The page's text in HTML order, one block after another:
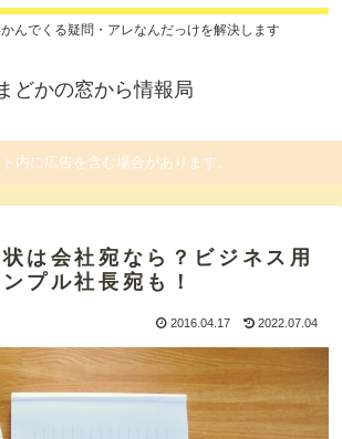
んでくる疑問・アレなんだっけを解決します
どかの窓から情報局
内に広告を含む場合があります。
は会社宛なら？ビジネス用
プル社長宛も！
2016.04.17 2022.07.04